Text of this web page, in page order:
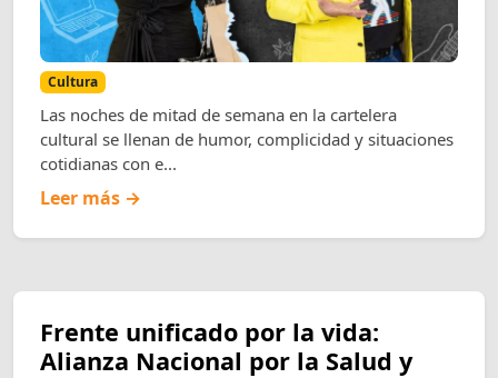
Cultura
Las noches de mitad de semana en la cartelera
cultural se llenan de humor, complicidad y situaciones
cotidianas con e...
Leer más →
Frente unificado por la vida:
Alianza Nacional por la Salud y